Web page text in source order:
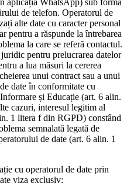
aplicația WhatsApp) sub forma
de telefon. Operatorul de
alte date cu caracter personal
pentru a răspunde la întrebarea
la care se referă contactul.
pentru prelucrarea datelor
a lua măsuri la cererea
unui contract sau a unui
date în conformitate cu
și Educație (art. 6 alin.
cazuri, interesul legitim al
1 litera f din RGPD) constând
semnalată legată de
de date (art. 6 alin. 1
cu operatorul de date prin
viza exclusiv: